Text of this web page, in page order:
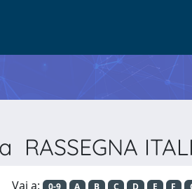
Vai a: 0-9 A B C D E F